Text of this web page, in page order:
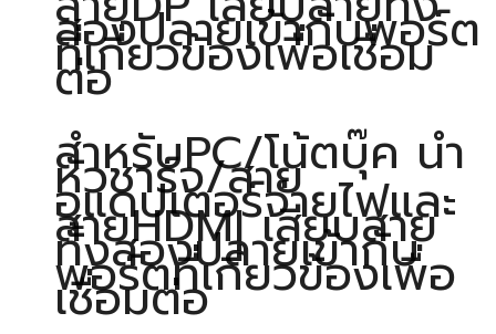
สองปลายเข้ากับพอร์ต
ที่เกี่ยวข้องเพื่อเชื่อม
ต่อ
สำหรับPC/โน้ตบุ๊ค นำ
หัวชาร์จ/สาย
อแดปเตอร์จ่ายไฟและ
สายHDMI เสียบสาย
ทั้งสองปลายเข้ากับ
พอร์ตที่เกี่ยวข้องเพื่อ
เชื่อมต่อ